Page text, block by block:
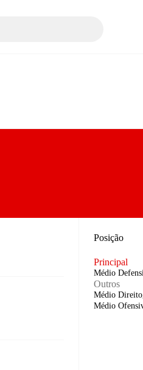
Posição
Principal
Médio
Outros
Médio
Médio